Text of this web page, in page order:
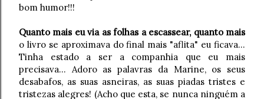
bom humor!!!
Quanto mais eu via as folhas a escassear, quanto mais
o livro se aproximava do final mais "aflita" eu ficava...
Tinha estado a ser a companhia que eu mais
precisava... Adoro as palavras da Marine, os seus
desabafos, as suas asneiras, as suas piadas tristes e
tristezas alegres! (Acho que esta, se nunca ninguém a